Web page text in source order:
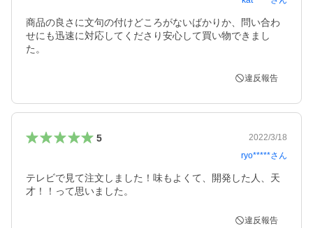
商品の良さに文句の付けどころがないばかりか、問い合わ
せにも迅速に対応してくださり安心して買い物できまし
た。
違反報告
5
2022/3/18
ryo*****さん
テレビで見て注文しました！味もよくて、開発した人、天
才！！って思いました。
違反報告